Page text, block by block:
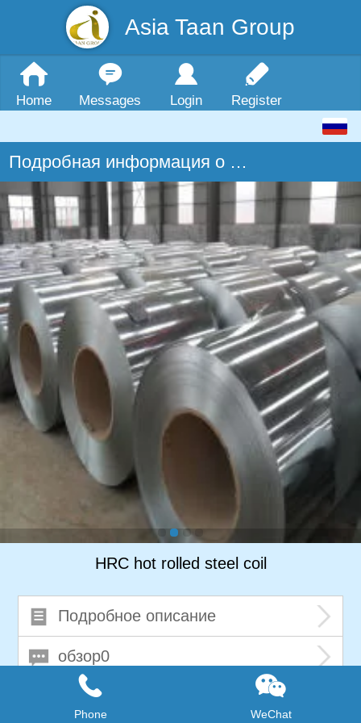
Asia Taan Group
Home Messages Login Register
Подробная информация о продукте
HRC hot rolled steel coil
Подробное описание
обзор0
Phone WeChat